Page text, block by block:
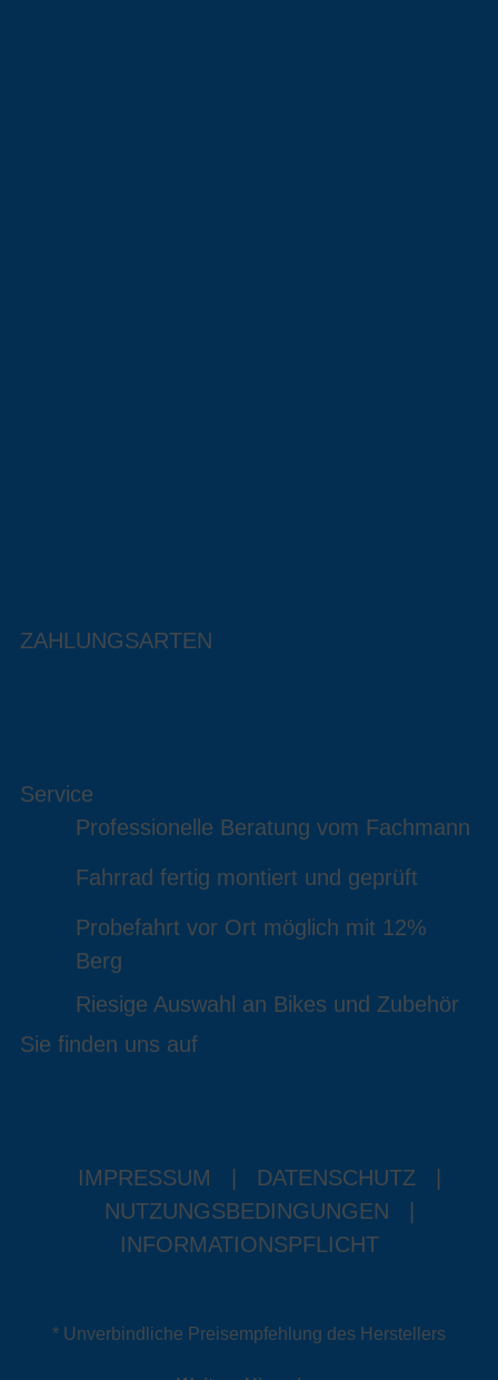
ZAHLUNGSARTEN
Service
Professionelle Beratung vom Fachmann
Fahrrad fertig montiert und geprüft
Probefahrt vor Ort möglich mit 12%
Berg
Riesige Auswahl an Bikes und Zubehör
Sie finden uns auf
IMPRESSUM DATENSCHUTZ
NUTZUNGSBEDINGUNGEN
INFORMATIONSPFLICHT
* Unverbindliche Preisempfehlung des Herstellers